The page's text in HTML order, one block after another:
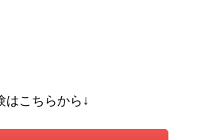
はこちらから↓